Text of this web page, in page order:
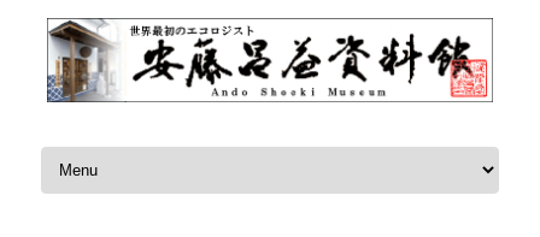
コンテンツへスキップ